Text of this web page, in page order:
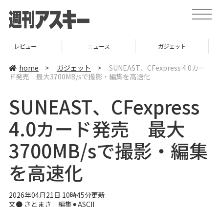
t
o
v
ニュース ガジェット ゲーム
home > ガジェット >
SUNEAST、CFexpress 4.0カー
ド発売 最大3700MB/sで撮影・編集を高速化
SUNEAST、CFexpress
4.0カード発売 最大
3700MB/sで撮影・編集
を高速化
2026年04月21日 10時45分更新
文● さとまさ 編集⚫︎ASCII